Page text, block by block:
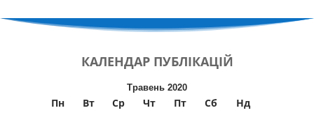
КАЛЕНДАР ПУБЛІКАЦІЙ
Травень 2020
Пн Вт Ср Чт Пт Сб
Нд